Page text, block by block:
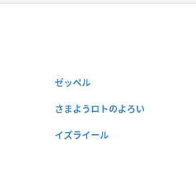
ゼッペル
さまようロトのよろい
イズライール